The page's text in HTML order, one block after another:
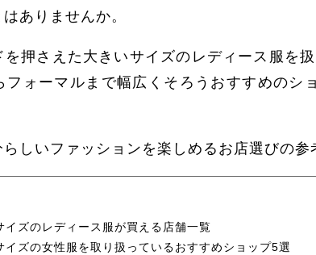
ありませんか。
押さえた大きいサイズのレディース服を
フォーマルまで幅広くそろうおすすめのシ
しいファッションを楽しめるお店選びの参
イズのレディース服が買える店舗一覧
イズの女性服を取り扱っているおすすめショップ5選